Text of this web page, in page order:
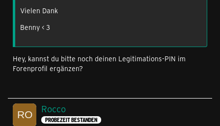
Vielen Dank
Benny < 3
Hey, kannst du bitte noch deinen Legitimations-PIN im
Forenprofil ergänzen?
Rocco
PROBEZEIT BESTANDEN